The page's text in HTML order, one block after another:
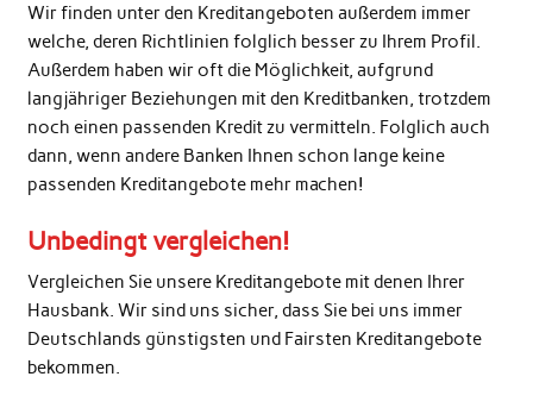
Wir finden unter den Kreditangeboten außerdem immer
welche, deren Richtlinien folglich besser zu Ihrem Profil.
Außerdem haben wir oft die Möglichkeit, aufgrund
langjähriger Beziehungen mit den Kreditbanken, trotzdem
noch einen passenden Kredit zu vermitteln. Folglich auch
dann, wenn andere Banken Ihnen schon lange keine
passenden Kreditangebote mehr machen!
Unbedingt vergleichen!
Vergleichen Sie unsere Kreditangebote mit denen Ihrer
Hausbank. Wir sind uns sicher, dass Sie bei uns immer
Deutschlands günstigsten und Fairsten Kreditangebote
bekommen.